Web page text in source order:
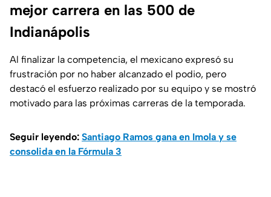
mejor carrera en las 500 de
Indianápolis
Al finalizar la competencia, el mexicano expresó su
frustración por no haber alcanzado el podio, pero
destacó el esfuerzo realizado por su equipo y se mostró
motivado para las próximas carreras de la temporada.
Seguir leyendo: Santiago Ramos gana en Imola y se
consolida en la Fórmula 3